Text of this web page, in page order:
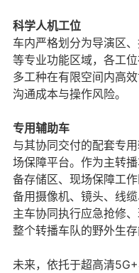
科学人机工位
车内严格划分为导演区
等专业功能区域，各工
多工种在有限空间内高
沟通成本与操作风险。
专用辅助车
与其协同交付的配套专
场保障平台。作为主转
备存储区、现场保障工
备用摄像机、镜头、线
主车协同执行应急抢修
整个转播车队的野外生存
未来，依托于超高清